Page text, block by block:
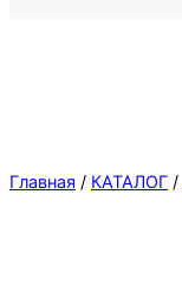
Главная / КАТАЛОГ /